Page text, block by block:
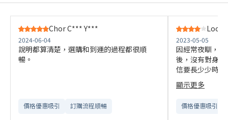
Chor C*** Y***
2024-06-04
說明都算清楚，選購和到運的過程都很順
暢。
價格優惠吸引 訂購流程順暢
2023-05-05
因經常夜瞓，
後，沒有對身
信要長少少時
臟健康會有幫助
顯示更多
價格優惠吸引